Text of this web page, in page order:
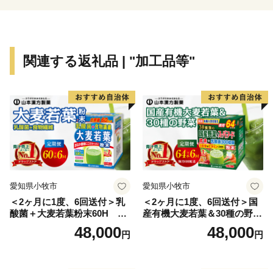
関連する返礼品 | "加工品等"
愛知県小牧市
＜2ヶ月に1度、6回送付＞乳
酸菌＋大麦若葉粉末60H 山
48,000円
愛知県小牧市
＜2ヶ月に1度、6回送付＞国
産有機大麦若葉＆30種の野
菜 山本漢方 定期便
48,000円